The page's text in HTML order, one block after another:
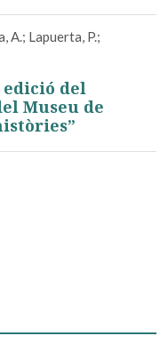
A.; Lapuerta, P.;
del
Museu de